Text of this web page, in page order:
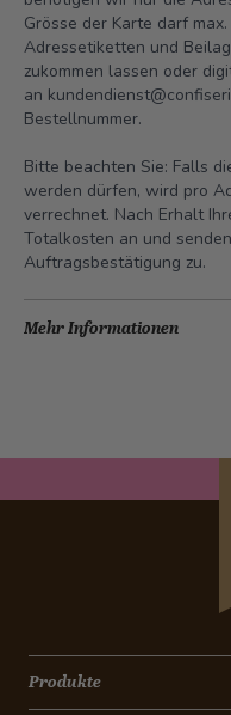
Grösse der Karte darf
Adressetiketten und
zukommen lassen oder
an
Bestellnummer.
Bitte beachten Sie: Falls
werden dürfen, wird pro
verrechnet. Nach Erhalt
Totalkosten an und
Auftragsbestätigung zu.
Mehr Informationen
Produkte